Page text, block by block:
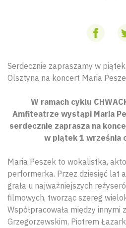
Serdecznie zapraszamy w
Olsztyna na koncert Maria
W ramach cyklu
Amfiteatrze wystąpi Maria
serdecznie zaprasza na
w piątek 1 września
Maria Peszek to wokalistka,
performerka. Przez dziesięć lat
grała u najważniejszych
filmowych, tworząc szereg
Współpracowała między innymi
Grzegorzewskim, Piotrem